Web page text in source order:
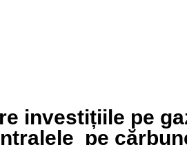
investițiile pe
pe